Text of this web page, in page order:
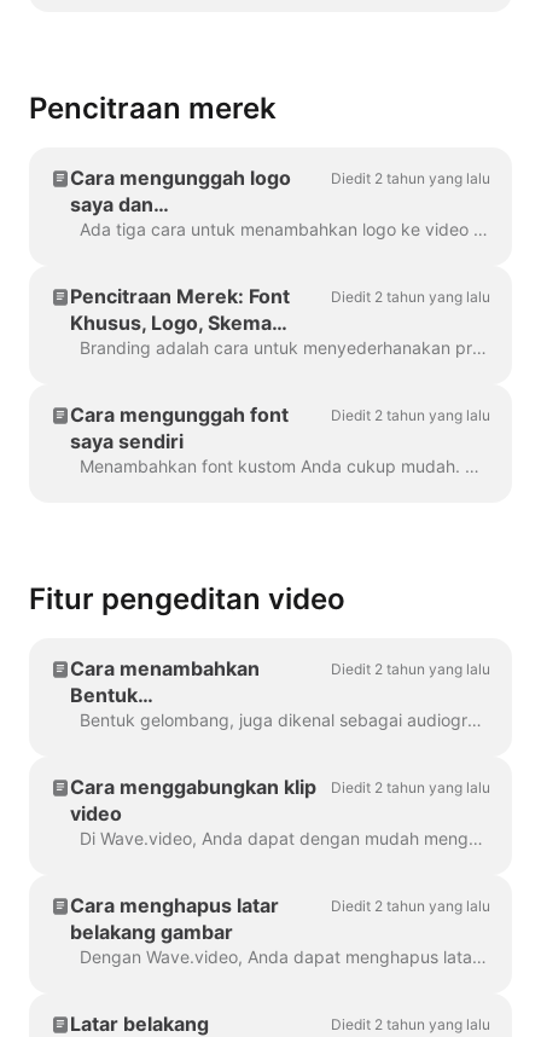
Pencitraan merek
Cara mengunggah logo
saya dan
menambahkannya ke video
Diedit 2 tahun yang lalu
Ada tiga cara untuk menambahkan logo ke video Anda! Mari kita tinjau setiap metode dan pertimbangkan pro dan kontranya! Jika Anda berencana untuk menggunakan logo ini benar-benar ...
Pencitraan Merek: Font
Khusus, Logo, Skema
Warna
Diedit 2 tahun yang lalu
Branding adalah cara untuk menyederhanakan proses pembuatan video bermerek, dan dengan efisiensi juga. Ini memberi Anda kemampuan untuk mengisi beberapa "merek"...
Cara mengunggah font
saya sendiri
Diedit 2 tahun yang lalu
Menambahkan font kustom Anda cukup mudah. Cara pertama untuk melakukannya adalah dengan Brand Manager . Di proyek apa pun, klik "Kelola Merek", ada di bagian atas ...
Fitur pengeditan video
Cara menambahkan
Bentuk
Gelombang/Audiogram ke
Wave.video
Diedit 2 tahun yang lalu
Bentuk gelombang, juga dikenal sebagai audiogram atau gelombang suara visual, adalah animasi yang memvisualisasikan suara video Anda. Buat bentuk gelombang untuk podcast Anda...
Cara menggabungkan klip
video
Diedit 2 tahun yang lalu
Di Wave.video, Anda dapat dengan mudah menggabungkan dua atau lebih klip video atau gambar untuk membuat video yang lebih panjang. Untuk melakukannya, buka https://wave.video/id/ dan klik...
Cara menghapus latar
belakang gambar
Diedit 2 tahun yang lalu
Dengan Wave.video, Anda dapat menghapus latar belakang dari gambar yang Anda unggah ke perpustakaan media. Ini sangat berguna ketika Anda ingin membuat video thumbnail...
Latar belakang
Diedit 2 tahun yang lalu